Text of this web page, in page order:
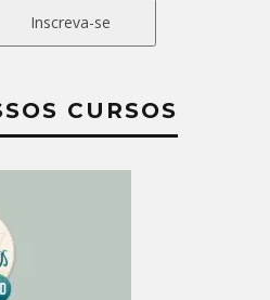
Inscreva-se
CURSOS